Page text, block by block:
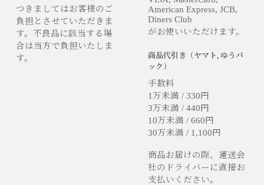
つきましてはお客様のご
負担とさせていただきま
す。不良品に該当する場
合は当方で負担いたしま
す。
American Express, JCB,
Diners Club
がお使いいただけます。
商品代引き（ヤマト, ゆうパ
ック）
手数料
1万未満 / 330円
3万未満 / 440円
10万未満 / 660円
30万未満 / 1,100円
商品お届けの際、運送会
社のドライバーに直接お
支払いください。